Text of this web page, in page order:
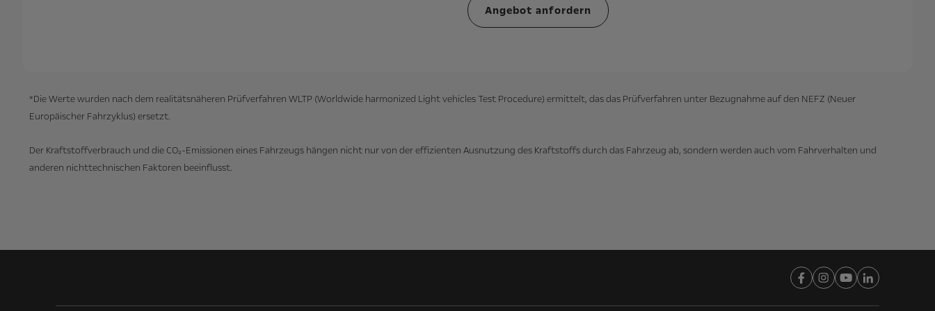
Angebot anfordern
*Die Werte wurden nach dem realitätsnäheren Prüfverfahren WLTP (Worldwide harmonized Light vehicles Test Procedure) ermittelt, das das Prüfverfahren unter Bezugnahme auf den NEFZ (Neuer
Europäischer Fahrzyklus) ersetzt.
Der Kraftstoffverbrauch und die CO₂-Emissionen eines Fahrzeugs hängen nicht nur von der effizienten Ausnutzung des Kraftstoffs durch das Fahrzeug ab, sondern werden auch vom Fahrverhalten und
anderen nichttechnischen Faktoren beeinflusst.